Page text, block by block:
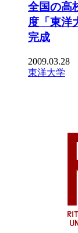
全国の高
度「東洋
完成
2009.03.28
東洋大学